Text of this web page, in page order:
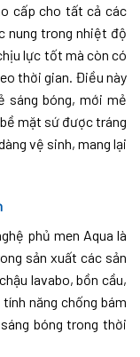
cấp cho tất cả các
nung trong nhiệt độ
lực tốt mà còn có
thời gian. Điều này
sáng bóng, mới mẻ
mặt sứ được tráng
vệ sinh, mang lại
phủ men Aqua là
sản xuất các sản
lavabo, bồn cầu,
năng chống bám
bóng trong thời